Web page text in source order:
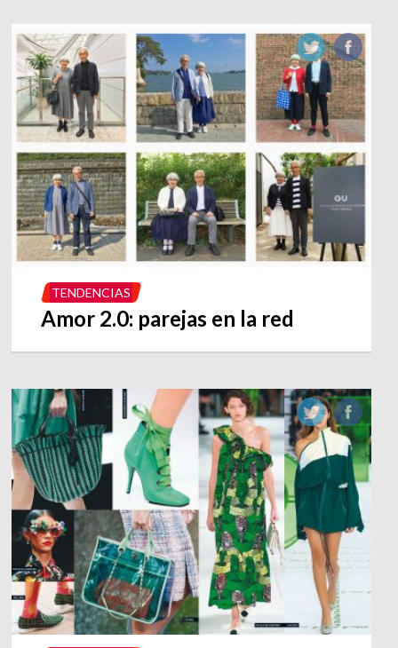
TENDENCIAS
Amor 2.0: parejas en la red